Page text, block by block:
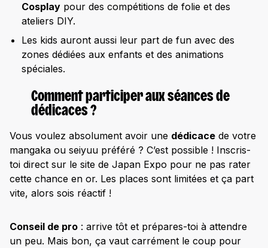
Cosplay pour des compétitions de folie et des
ateliers DIY.
Les kids auront aussi leur part de fun avec des
zones dédiées aux enfants et des animations
spéciales.
Comment participer aux séances de
dédicaces ?
Vous voulez absolument avoir une dédicace de votre
mangaka ou seiyuu préféré ? C’est possible ! Inscris-
toi direct sur le site de Japan Expo pour ne pas rater
cette chance en or. Les places sont limitées et ça part
vite, alors sois réactif !
Conseil de pro : arrive tôt et prépares-toi à attendre
un peu. Mais bon, ça vaut carrément le coup pour